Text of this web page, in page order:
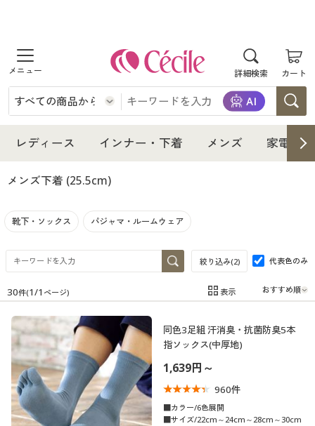
詳細検索 カート
商品を探す
レディース
レディースファッション
女性下着
インナー・下着
インナー・下着通販すべて
女性下着
メンズ下着
ジュニア・ティーンズ下着
メンズ
メンズ通販すべて
メンズファッション
メンズ下着
家電・雑貨
家電・雑貨すべて
家電
キッチン・雑貨・日用品
寝具・インテリア・家具
寝具・インテリア・家具通販すべて
家具・収納
寝具・ベッド
カーテン・ラグ・ファブリック
美容・健康
美容・健康通販すべて
美容・健康・サプリメント
制服・スクール
制服・スクールすべて
制服・学生服
大きいサイズ
大きいサイズ通販すべて
バーゲン
レディース インナー・下着 メンズ 家電・
メンズ下着 (25.5cm)
靴下・ソックス パジャマ・ルームウェア
絞り込み(2) 代表色のみ
在庫 在庫のある商品のみ表示
カテゴリ
口コミ
(5)
30件(1/1 ページ) 表示
同色3足組 汗消臭・抗菌防臭5本
指ソックス(中厚地)
1,639円～
960件
■カラー/6色展開
■サイズ/22cm～24cm～28cm～30cm